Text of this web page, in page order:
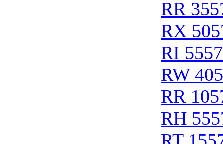
RR
RX
RI
RW
RR
RH